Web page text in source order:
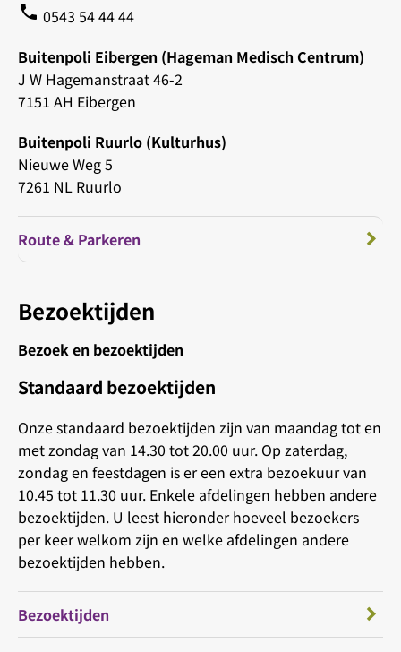
phone 0543 54 44 44
Buitenpoli Eibergen (Hageman Medisch Centrum)
J W Hagemanstraat 46-2
7151 AH Eibergen
Buitenpoli Ruurlo (Kulturhus)
Nieuwe Weg 5
7261 NL Ruurlo
Route & Parkeren
Bezoektijden
Bezoek en bezoektijden
Standaard bezoektijden
Onze standaard bezoektijden zijn van maandag tot en
met zondag van 14.30 tot 20.00 uur. Op zaterdag,
zondag en feestdagen is er een extra bezoekuur van
10.45 tot 11.30 uur. Enkele afdelingen hebben andere
bezoektijden. U leest hieronder hoeveel bezoekers
per keer welkom zijn en welke afdelingen andere
bezoektijden hebben.
Bezoektijden